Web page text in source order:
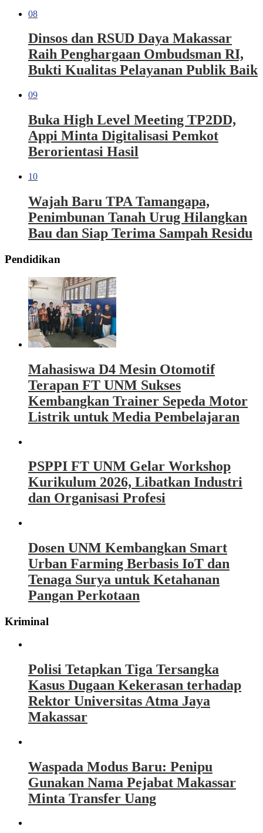
08
Dinsos dan RSUD Daya Makassar
Raih Penghargaan Ombudsman RI,
Bukti Kualitas Pelayanan Publik Baik
09
Buka High Level Meeting TP2DD,
Appi Minta Digitalisasi Pemkot
Berorientasi Hasil
10
Wajah Baru TPA Tamangapa,
Penimbunan Tanah Urug Hilangkan
Bau dan Siap Terima Sampah Residu
Pendidikan
Mahasiswa D4 Mesin Otomotif
Terapan FT UNM Sukses
Kembangkan Trainer Sepeda Motor
Listrik untuk Media Pembelajaran
PSPPI FT UNM Gelar Workshop
Kurikulum 2026, Libatkan Industri
dan Organisasi Profesi
Dosen UNM Kembangkan Smart
Urban Farming Berbasis IoT dan
Tenaga Surya untuk Ketahanan
Pangan Perkotaan
Kriminal
Polisi Tetapkan Tiga Tersangka
Kasus Dugaan Kekerasan terhadap
Rektor Universitas Atma Jaya
Makassar
Waspada Modus Baru: Penipu
Gunakan Nama Pejabat Makassar
Minta Transfer Uang